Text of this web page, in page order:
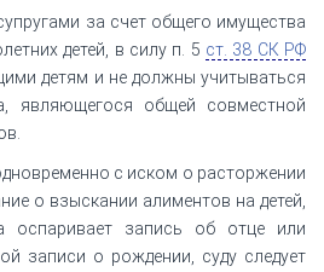
за счет общего имущества
детей, в силу п. 5 ст. 38 СК РФ
детям и не должны учитываться
являющегося общей совместной
с иском о расторжении
о взыскании алиментов на детей,
оспаривает запись об отце или
записи о рождении, суду следует